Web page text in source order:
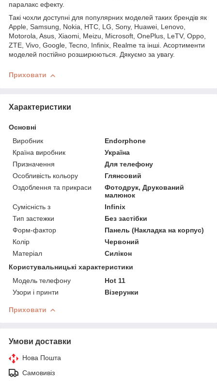
паралакс ефекту.
Такі чохли доступні для популярних моделей таких брендів як
Apple, Samsung, Nokia, HTC, LG, Sony, Huawei, Lenovo,
Motorola, Asus, Xiaomi, Meizu, Microsoft, OnePlus, LeTV, Oppo,
ZTE, Vivo, Google, Tecno, Infinix, Realme та інші. Асортименти
моделей постійно розширюються. Дякуємо за увагу.
Приховати
Характеристики
Основні
Виробник
Endorphone
Країна виробник
Україна
Призначення
Для телефону
Особливість кольору
Глянсовий
Оздоблення та прикраси
Фотодрук, Друкований
малюнок
Сумісність з
Infinix
Тип застежки
Без застібки
Форм-фактор
Панель (Накладка на корпус)
Колір
Червоний
Матеріал
Силікон
Користувальницькі характеристики
Модель телефону
Hot 11
Узори і принти
Візерунки
Приховати
Умови доставки
Нова Пошта
Самовивіз